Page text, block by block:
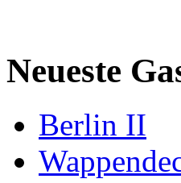
Neueste
Berlin II